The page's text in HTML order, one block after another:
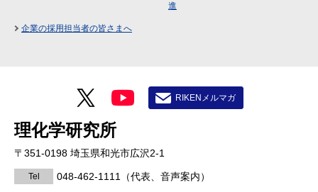
進
企業の採用担当者の皆さまへ
理化学研究所
〒351-0198 埼玉県和光市広沢2-1
Tel 048-462-1111 （代表、音声案内）
RIKENメルマガ